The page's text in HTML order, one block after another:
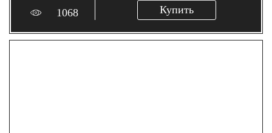
1068
Купить